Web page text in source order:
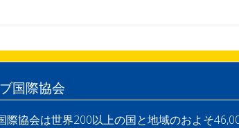
国際協会
際協会は世界200以上の国と地域のおよそ